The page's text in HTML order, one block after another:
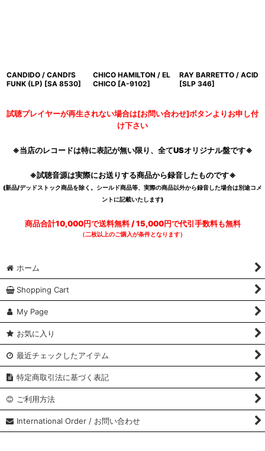
CANDIDO / CANDI'S
FUNK (LP) [SA 8530]
CHICO HAMILTON / EL
CHICO [A-9102]
RAY BARRETTO / ACID
[SLP 346]
試聴プレイヤーが再生されない場合は[お問い合わせ]ボタンよりお申し付
け下さい
※当店のレコードは特に表記が無い限り、全てUSオリジナル盤です※
※試聴音源は実際にお送りする商品から録音したものです※
(新品/デッドストック商品を除く。シールド商品等、実際の商品以外から録音した場合は別途コメ
ントに記載いたします)
商品合計10,000円で送料無料 / 15,000円で代引手数料も無料
（二枚以上のご購入が条件となります）
ホーム
Shopping Cart
My Page
お気に入り
最近チェックしたアイテム
特定商取引法に基づく表記
ご利用方法
International Order / お問い合わせ